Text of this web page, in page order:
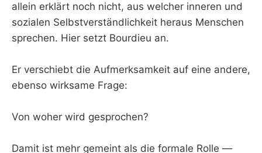
allein erklärt noch nicht, aus welcher inneren und
sozialen Selbstverständlichkeit heraus Menschen
sprechen. Hier setzt Bourdieu an.
Er verschiebt die Aufmerksamkeit auf eine andere,
ebenso wirksame Frage:
Von woher wird gesprochen?
Damit ist mehr gemeint als die formale Rolle —